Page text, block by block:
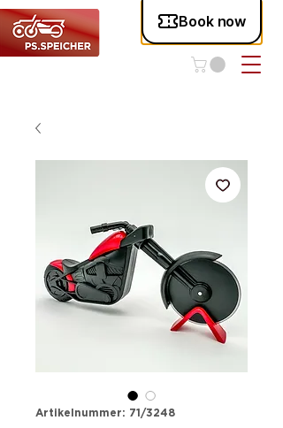
Artikelnummer: 71/3248